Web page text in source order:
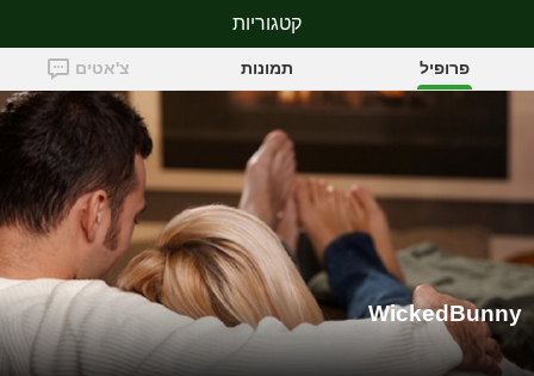
WickedBunny
פרופיל תמונות צ'אטים
WickedBunny
קטגוריות